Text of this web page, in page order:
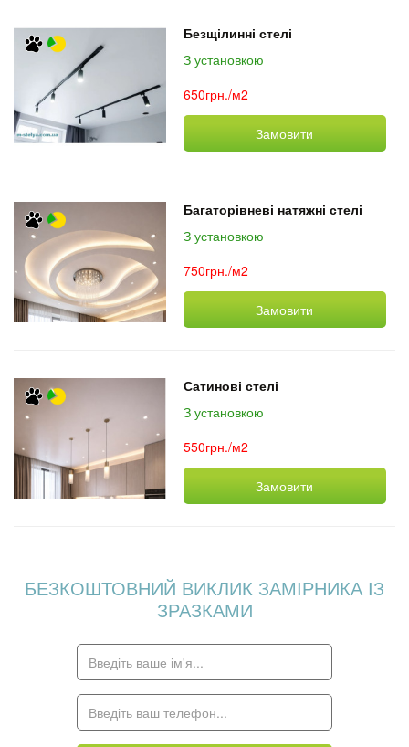
Безщілинні стелі
З установкою
650грн./м2
Замовити
Багаторівневі натяжні стелі
З установкою
750грн./м2
Замовити
Сатинові стелі
З установкою
550грн./м2
Замовити
БЕЗКОШТОВНИЙ ВИКЛИК ЗАМІРНИКА ІЗ
ЗРАЗКАМИ